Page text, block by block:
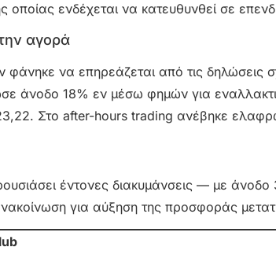
οποίας ενδέχεται να κατευθυνθεί σε
αγορά
φάνηκε να επηρεάζεται από τις δηλώσεις
άνοδο 18% εν μέσω φημών για
Στο after-hours trading ανέβηκε
έντονες διακυμάνσεις — με
για αύξηση της προσφοράς